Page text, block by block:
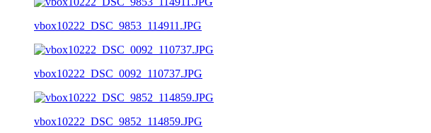
vbox10222_DSC_9853_114911.JPG
vbox10222_DSC_0092_110737.JPG
vbox10222_DSC_9852_114859.JPG